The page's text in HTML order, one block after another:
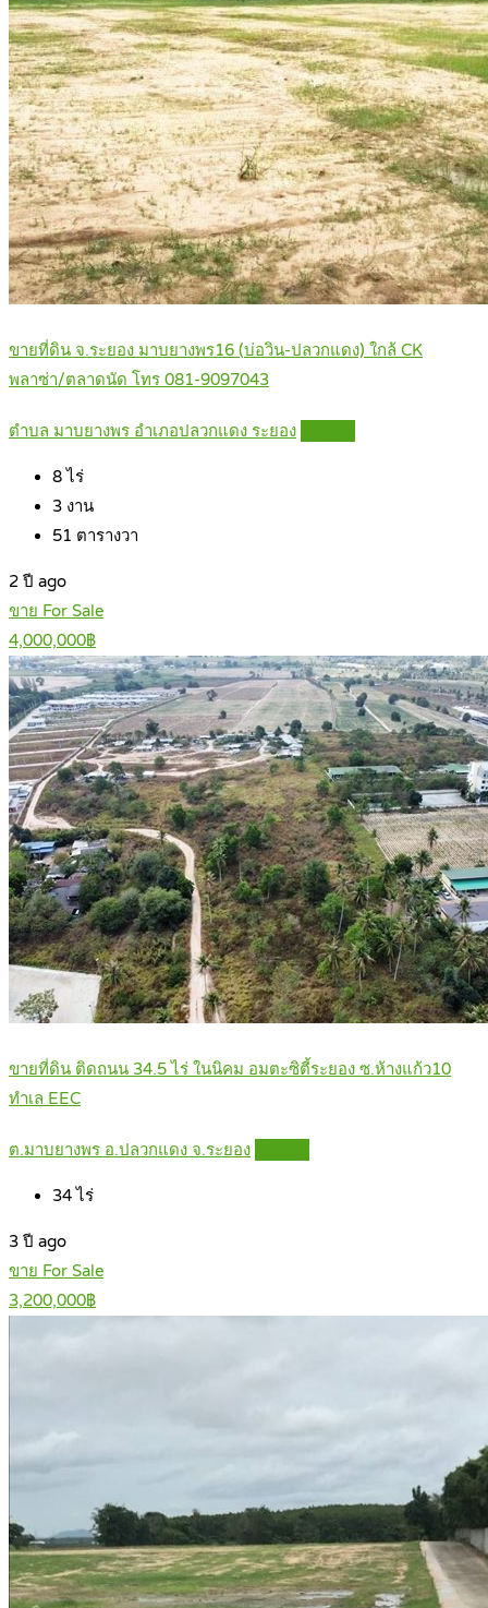
ขายที่ดิน จ.ระยอง มาบยางพร16 (บ่อวิน-ปลวกแดง) ใกล้ CK
พลาซ่า/ตลาดนัด โทร 081-9097043
ตำบล มาบยางพร อำเภอปลวกแดง ระยอง
8 ไร่
3 งาน
51 ตารางวา
2 ปี ago
ขาย For Sale
4,000,000฿
ขายที่ดิน ติดถนน 34.5 ไร่ ในนิคม อมตะซิตี้ระยอง ซ.ห้างแก้ว10
ทำเล EEC
ต.มาบยางพร อ.ปลวกแดง จ.ระยอง
34ไร่
3 ปี ago
ขาย For Sale
3,200,000฿